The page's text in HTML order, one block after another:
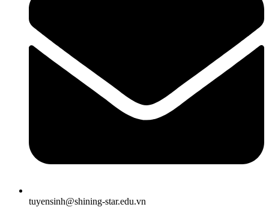
tuyensinh@shining-star.edu.vn